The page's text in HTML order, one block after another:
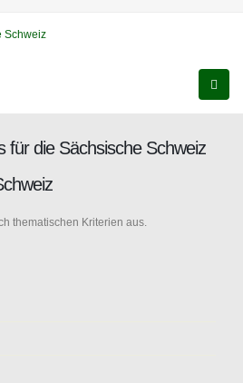
für die Sächsische Schweiz
thematischen Kriterien aus.